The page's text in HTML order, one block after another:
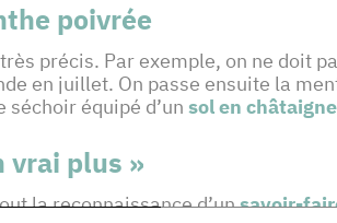
poivrée
précis. Par exemple, on ne doit
en juillet. On passe ensuite la
équipé d’un sol en
vrai plus »
la reconnaissance d’unsavoir-